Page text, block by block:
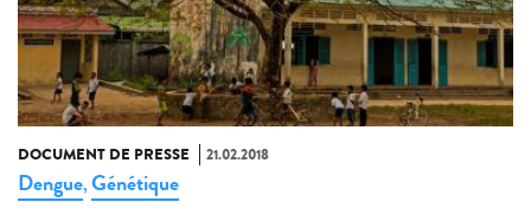
DOCUMENT DE PRESSE 21.02.2018
Dengue,Génétique